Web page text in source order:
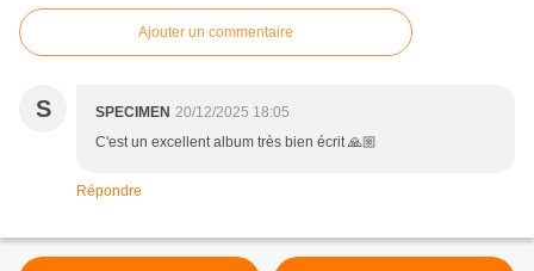
Ajouter un commentaire
S SPECIMEN 20/12/2025 18:05
C'est un excellent album très bien écrit 🙏🏼
Répondre